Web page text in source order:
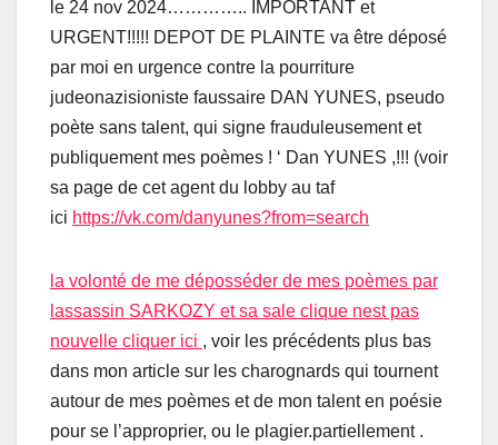
le 24 nov 2024………….. IMPORTANT et
URGENT!!!!! DEPOT DE PLAINTE va être déposé
par moi en urgence contre la pourriture
judeonazisioniste faussaire DAN YUNES, pseudo
poète sans talent, qui signe frauduleusement et
publiquement mes poèmes ! ‘ Dan YUNES ,!!! (voir
sa page de cet agent du lobby au taf
ici https://vk.com/danyunes?from=search
la volonté de me déposséder de mes poèmes par
lassassin SARKOZY et sa sale clique nest pas
nouvelle cliquer ici , voir les précédents plus bas
dans mon article sur les charognards qui tournent
autour de mes poèmes et de mon talent en poésie
pour se l’approprier, ou le plagier.partiellement .